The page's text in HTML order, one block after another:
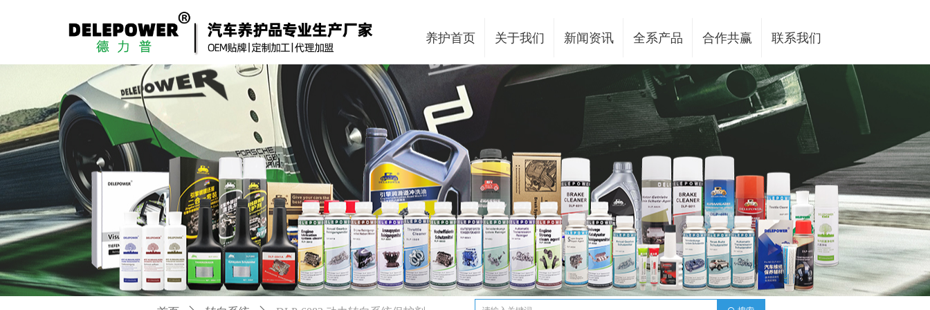
养护首页 关于我们 新闻资讯 全系产品 合作共赢 联系我们